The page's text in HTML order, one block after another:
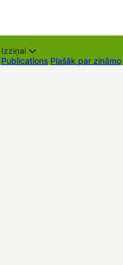
Izziņai
Publications Plašāk par zināmo